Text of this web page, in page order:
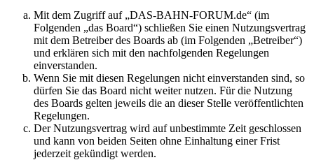
Mit dem Zugriff auf „DAS-BAHN-FORUM.de“ (im
Folgenden „das Board“) schließen Sie einen Nutzungsvertrag
mit dem Betreiber des Boards ab (im Folgenden „Betreiber“)
und erklären sich mit den nachfolgenden Regelungen
einverstanden.
Wenn Sie mit diesen Regelungen nicht einverstanden sind, so
dürfen Sie das Board nicht weiter nutzen. Für die Nutzung
des Boards gelten jeweils die an dieser Stelle veröffentlichten
Regelungen.
Der Nutzungsvertrag wird auf unbestimmte Zeit geschlossen
und kann von beiden Seiten ohne Einhaltung einer Frist
jederzeit gekündigt werden.